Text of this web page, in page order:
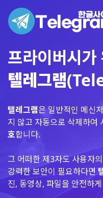
프라이버시가
텔레그램
텔레그램은 일반적인 메신
지 않고 자동으로 삭제하여
호합니다.
그 어떠한 제3자도 사용자
강력한 보안이 필요하다면
진, 동영상, 파일을 안전하